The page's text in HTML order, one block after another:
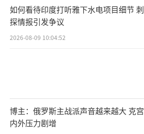
如何看待印度打听雅下水电项目细节 刺
探情报引发争议
2026-08-09 10:04:52
博主：俄罗斯主战派声音越来越大 克宫
内外压力剧增